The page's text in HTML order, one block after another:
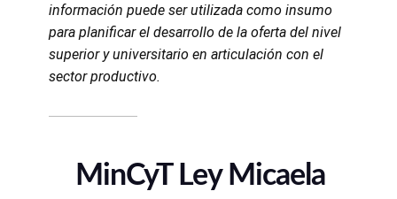
información puede ser utilizada como insumo
para planificar el desarrollo de la oferta del nivel
superior y universitario en articulación con el
sector productivo.
MinCyT Ley Micaela